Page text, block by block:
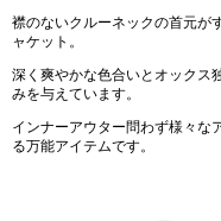
襟のないクルーネックの首元が
ャケット。
深く爽やかな色合いとオックス
みを与えています。
インナーアウター問わず様々な
る万能アイテムです。